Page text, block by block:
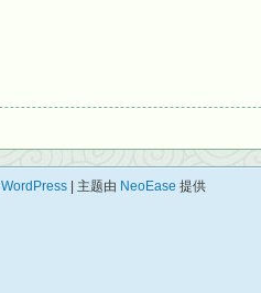
WordPress | 主题由 NeoEase 提供